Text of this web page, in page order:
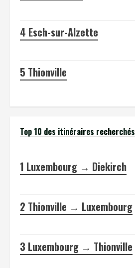
4 Esch-sur-Alzette
5 Thionville
Top 10 des itinéraires recherchés
1 Luxembourg → Diekirch
2 Thionville → Luxembourg
3 Luxembourg → Thionville